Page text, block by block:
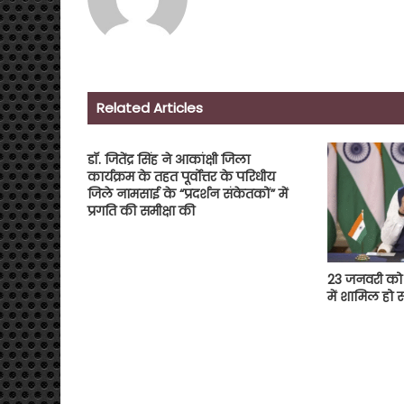
Related Articles
डॉ. जितेंद्र सिंह ने आकांक्षी जिला
कार्यक्रम के तहत पूर्वोत्तर के परिधीय
जिले नामसाई के “प्रदर्शन संकेतकों” में
प्रगति की समीक्षा की
23 जनवरी को
में शामिल हो